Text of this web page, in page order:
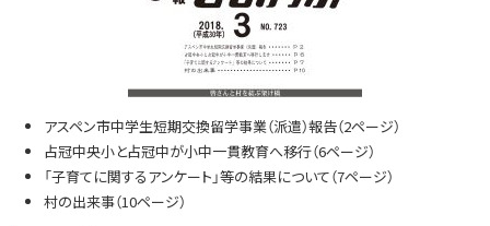
アスペン市中学生短期交換留学事業（派遣）報告（2ページ）
占冠中央小と占冠中が小中一貫教育へ移行（6ページ）
「子育てに関するアンケート」等の結果について（7ページ）
村の出来事（10ページ）